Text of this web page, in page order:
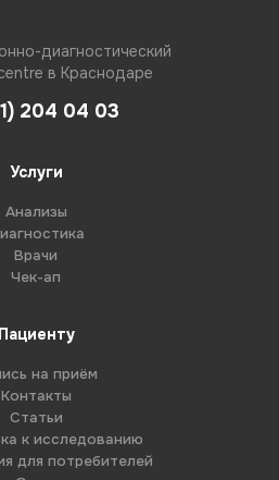
диагностический
в Краснодаре
204 04 03
Услуги
Анализы
Врачи
Чек-ап
Пациенту
на приём
Контакты
Статьи
к исследованию
для потребителей